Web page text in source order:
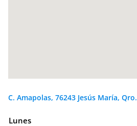
C. Amapolas, 76243 Jesús María, Qro.
Lunes